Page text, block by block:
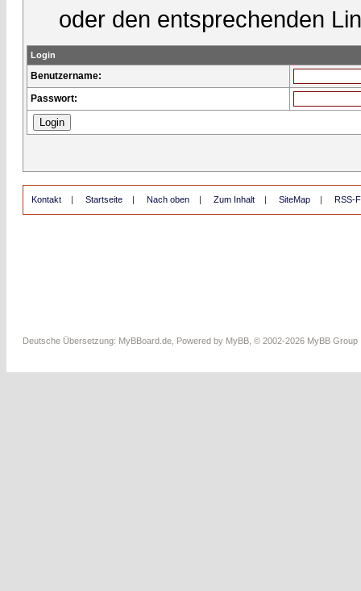
oder den entsprechenden
Login
Benutzername:
Passwort:
Kontakt | Startseite | Nach oben | Zum Inhalt | SiteMap | RSS-
Deutsche Übersetzung: MyBBoard.de , Powered by MyBB , © 2002-2026 MyBB Group